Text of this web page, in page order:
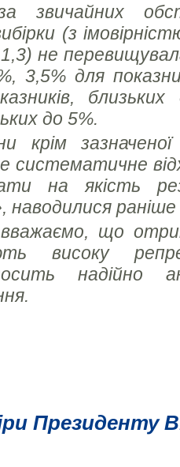
звичайних
(з
не
3,5% для
до 5%.
крім
систематичне
на якість
наводилися
що
високу
надійно
Президенту